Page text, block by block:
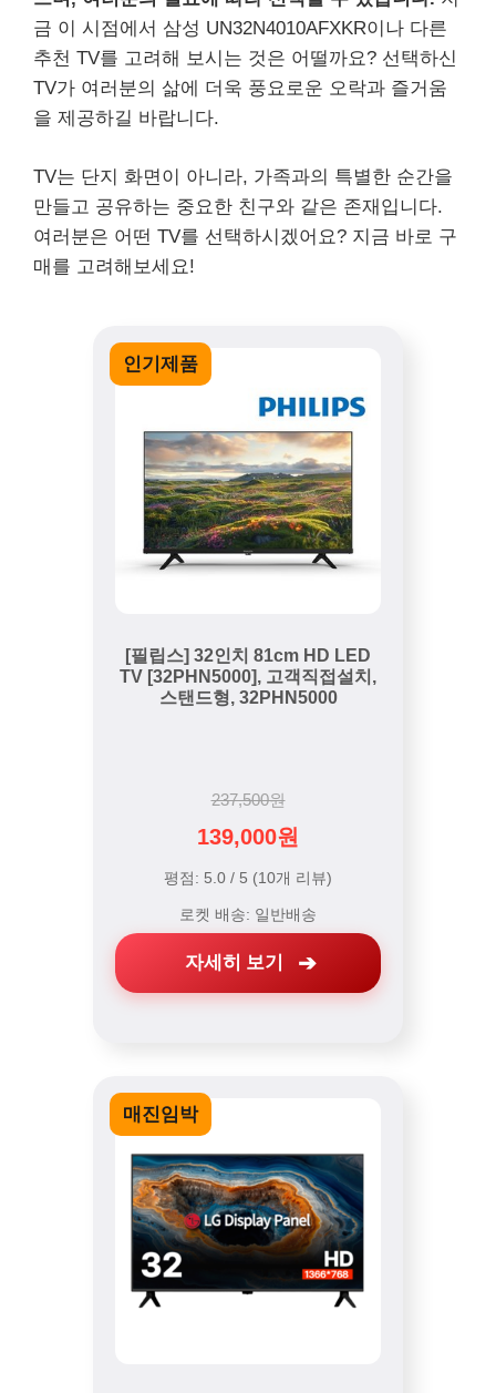
금 이 시점에서 삼성 UN32N4010AFXKR이나 다른
추천 TV를 고려해 보시는 것은 어떨까요? 선택하신
TV가 여러분의 삶에 더욱 풍요로운 오락과 즐거움
을 제공하길 바랍니다.
TV는 단지 화면이 아니라, 가족과의 특별한 순간을
만들고 공유하는 중요한 친구와 같은 존재입니다.
여러분은 어떤 TV를 선택하시겠어요? 지금 바로 구
매를 고려해보세요!
인기제품
[필립스] 32인치 81cm HD LED
TV [32PHN5000], 고객직접설치,
스탠드형, 32PHN5000
237,500원
139,000원
평점: 5.0 / 5 (10개 리뷰)
로켓 배송: 일반배송
자세히 보기
매진임박